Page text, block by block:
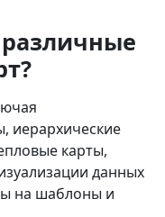
иерархические
карты,
данных
на шаблоны и